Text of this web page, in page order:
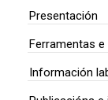
Presentación
Ferramentas
Información